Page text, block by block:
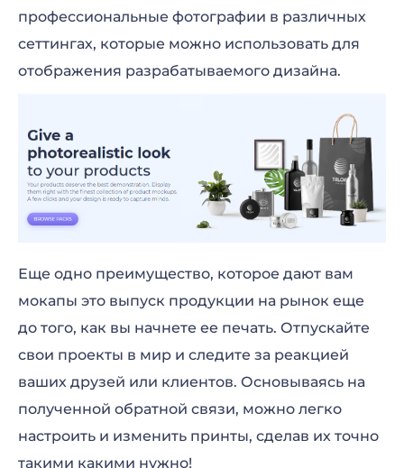
профессиональные фотографии в различных
сеттингах, которые можно использовать для
отображения разрабатываемого дизайна.
Еще одно преимущество, которое дают вам
мокапы это выпуск продукции на рынок еще
до того, как вы начнете ее печать. Отпускайте
свои проекты в мир и следите за реакцией
ваших друзей или клиентов. Основываясь на
полученной обратной связи, можно легко
настроить и изменить принты, сделав их точно
такими какими нужно!